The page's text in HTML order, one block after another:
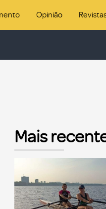
Opinião
Mais